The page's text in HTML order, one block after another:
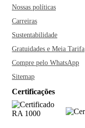
Nossas políticas
Carreiras
Sustentabilidade
Gratuidades e Meia Tarifa
Compre pelo WhatsApp
Sitemap
Certificações